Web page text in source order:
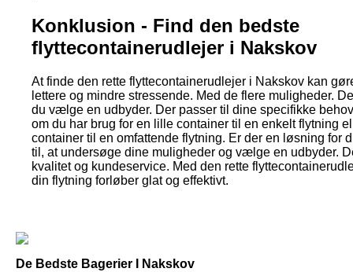
Konklusion - Find den bedste
flyttecontainerudlejer i Nakskov
At finde den rette flyttecontainerudlejer i Nakskov kan
lettere og mindre stressende. Med de flere muligheder.
du vælge en udbyder. Der passer til dine specifikke
om du har brug for en lille container til en enkelt flytning
container til en omfattende flytning. Er der en løsning for
til, at undersøge dine muligheder og vælge en udbyder.
kvalitet og kundeservice. Med den rette
din flytning forløber glat og effektivt.
De Bedste Bagerier I Nakskov